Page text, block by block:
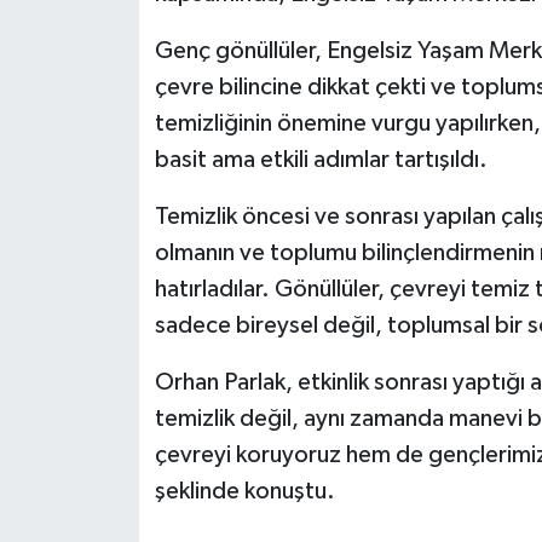
Genç gönüllüler, Engelsiz Yaşam
çevre bilincine dikkat çekti ve
temizliğinin önemine vurgu
basit ama etkili adımlar tartışıldı.
Temizlik öncesi ve sonrası yapılan
olmanın ve toplumu
hatırladılar. Gönüllüler, çevreyi temiz
sadece bireysel değil, toplumsal bir
Orhan Parlak, etkinlik sonrası
temizlik değil, aynı zamanda manevi
çevreyi koruyoruz hem de
şeklinde konuştu.
Bitlis Müftülüğü
Bolu Müftülüğü
Bursa Müftülüğü
Çanakkale Müftülüğü
Çorum Müftülüğü
Denizli Müftülüğü
Makaleler
Biyografiler
Diyanet TV